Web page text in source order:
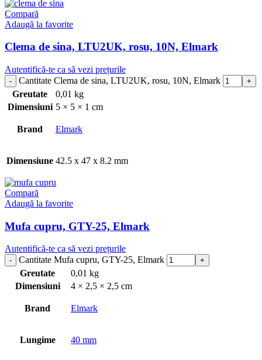
Compară
Adaugă la favorite
Clema de sina, LTU2UK, rosu, 10N, Elmark
Autentifică-te ca să vezi prețurile
Cantitate Clema de sina, LTU2UK, rosu, 10N, Elmark
Greutate
0,01 kg
Dimensiuni 5 × 5 × 1 cm
Brand Elmark
Dimensiune 42.5 x 47 x 8.2 mm
Compară
Adaugă la favorite
Mufa cupru, GTY-25, Elmark
Autentifică-te ca să vezi prețurile
Cantitate Mufa cupru, GTY-25, Elmark
Greutate
0,01 kg
Dimensiuni
4 × 2,5 × 2,5 cm
Brand Elmark
Lungime 40 mm